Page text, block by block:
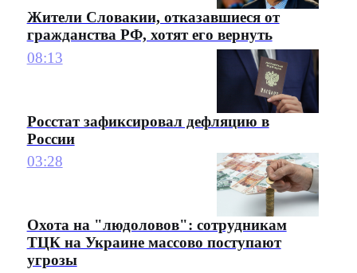
Жители Словакии, отказавшиеся от
гражданства РФ, хотят его вернуть
08:13
Росстат зафиксировал дефляцию в
России
03:28
Охота на "людоловов": сотрудникам
ТЦК на Украине массово поступают
угрозы